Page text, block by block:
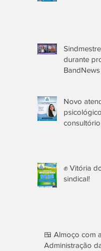
durante
BandNews
Novo
consultório
✊ Vitória
sindical!
🍱 Almoço com a
Administração